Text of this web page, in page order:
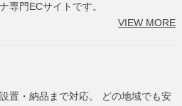
専門ECサイトです。
VIEW MORE
置・納品まで対応。 どの地域でも安